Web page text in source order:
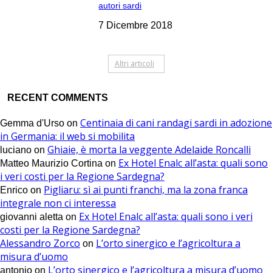
autori sardi
7 Dicembre 2018
Altri articoli
RECENT COMMENTS
Gemma d'Urso on Centinaia di cani randagi sardi in adozione
in Germania: il web si mobilita
luciano on Ghiaie, è morta la veggente Adelaide Roncalli
Matteo Maurizio Cortina on Ex Hotel Enalc all’asta: quali sono
i veri costi per la Regione Sardegna?
Enrico on Pigliaru: sì ai punti franchi, ma la zona franca
integrale non ci interessa
giovanni aletta on Ex Hotel Enalc all’asta: quali sono i veri
costi per la Regione Sardegna?
Alessandro Zorco on L’orto sinergico e l’agricoltura a
misura d’uomo
antonio on L’orto sinergico e l’agricoltura a misura d’uomo